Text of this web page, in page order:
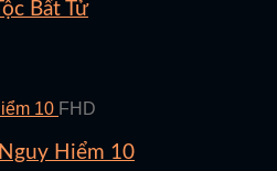
Bất Tử
FHD
Hiểm 10